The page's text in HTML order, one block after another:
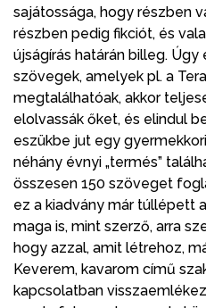
sajátossága, hogy részben
részben pedig fikciót, és
újságírás határán billeg. Úgy
szövegek, amelyek pl. a
megtalálhatóak, akkor
elolvassák őket, és elindul
eszükbe jut egy
néhány évnyi „termés”
összesen 150 szöveget
ez a kiadvány már túllépett
maga is, mint szerző, arra
hogy azzal, amit létrehoz,
Keverem, kavarom című
kapcsolatban